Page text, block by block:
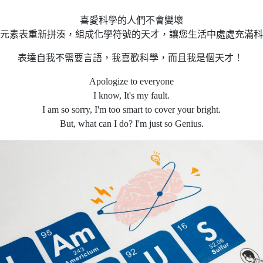
喜愛科學的人們不會變壞
素表重新拼湊，組成化學符號的天才，讓您生活中處處充滿
表達自我不需要言語，我喜歡科學，而且我是個天才！
Apologize to everyone
I know, It's my fault.
I am so sorry, I'm too smart to cover your bright.
But, what can I do? I'm just so Genius.